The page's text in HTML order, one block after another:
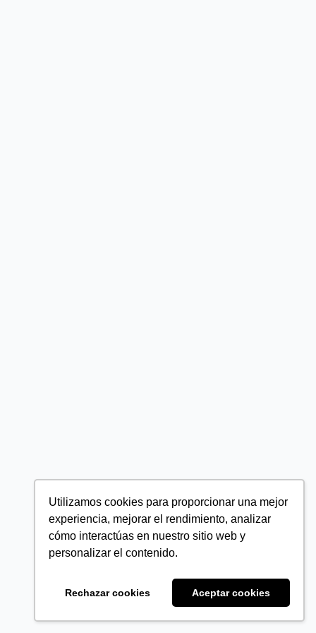
Utilizamos cookies para proporcionar una mejor
experiencia, mejorar el rendimiento, analizar
cómo interactúas en nuestro sitio web y
personalizar el contenido.
Rechazar cookies Aceptar cookies